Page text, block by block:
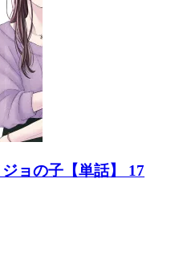
ョの子【単話】 17